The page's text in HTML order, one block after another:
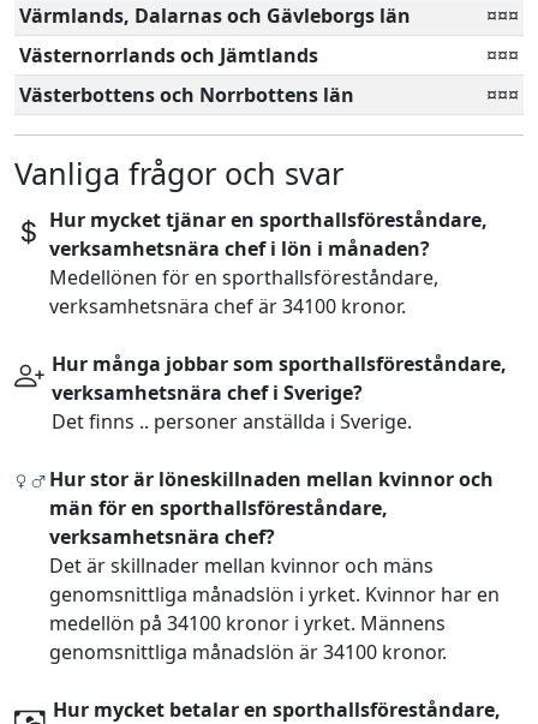
Värmlands, Dalarnas och Gävleborgs län
¤¤¤
Västernorrlands och Jämtlands
¤¤¤
Västerbottens och Norrbottens län
¤¤¤
Vanliga frågor och svar
Hur mycket tjänar en sporthallsföreståndare,
verksamhetsnära chef i lön i månaden?
Medellönen för en sporthallsföreståndare,
verksamhetsnära chef är 34100 kronor.
Hur många jobbar som sporthallsföreståndare,
verksamhetsnära chef i Sverige?
Det finns .. personer anställda i Sverige.
Hur stor är löneskillnaden mellan kvinnor och
män för en sporthallsföreståndare,
verksamhetsnära chef?
Det är skillnader mellan kvinnor och mäns
genomsnittliga månadslön i yrket. Kvinnor har en
medellön på 34100 kronor i yrket. Männens
genomsnittliga månadslön är 34100 kronor.
Hur mycket betalar en sporthallsföreståndare,